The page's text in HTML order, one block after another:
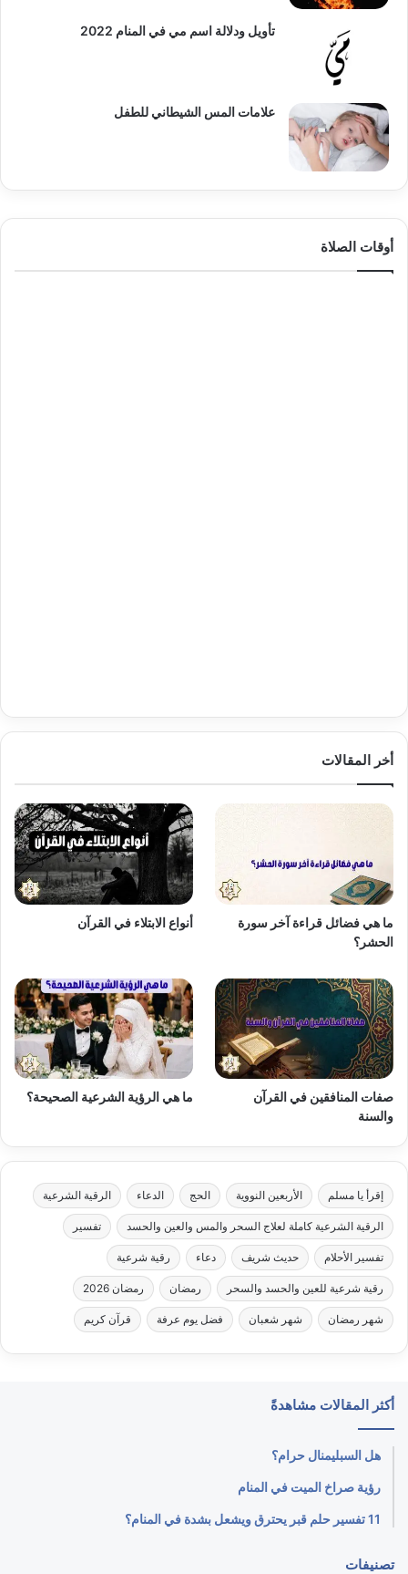
تأويل ودلالة اسم مي في المنام 2022
علامات المس الشيطاني للطفل
أوقات الصلاة
أخر المقالات
ما هي فضائل قراءة آخر سورة
الحشر؟
أنواع الابتلاء في القرآن
صفات المنافقين في القرآن
والسنة
ما هي الرؤية الشرعية الصحيحة؟
إقرأ يا مسلم الأربعين النووية الحج الدعاء الرقية الشرعية
الرقية الشرعية كاملة لعلاج السحر والمس والعين والحسد تفسير
تفسير الأحلام حديث شريف دعاء رقية شرعية
رقية شرعية للعين والحسد والسحر رمضان رمضان 2026
شهر رمضان شهر شعبان فضل يوم عرفة قرآن كريم
أكثر المقالات مشاهدةً
هل السبليمنال حرام؟
رؤية صراخ الميت في المنام
11 تفسير حلم قبر يحترق ويشعل بشدة في المنام؟
تصنيفات